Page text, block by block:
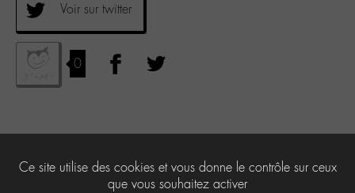
Voir sur twitter
0
Ce site utilise des cookies et vous donne le contrôle sur ceux
que vous souhaitez activer